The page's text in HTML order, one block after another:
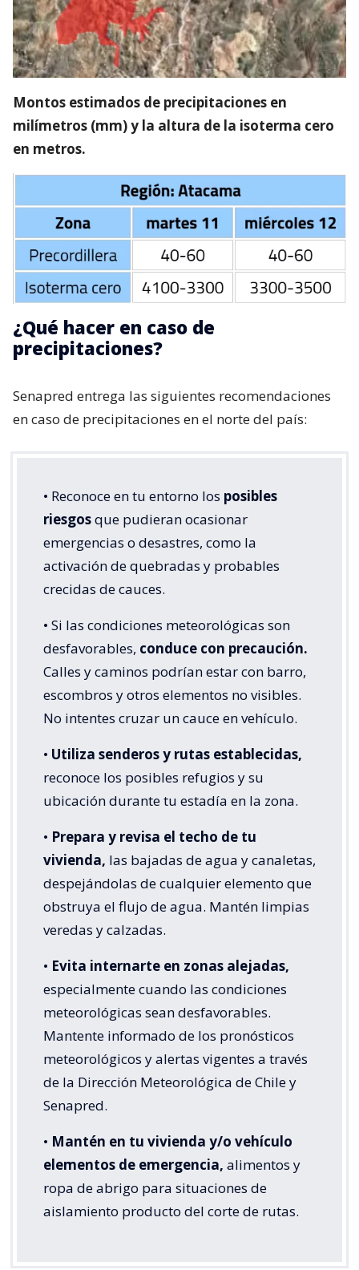
Montos estimados de precipitaciones en
milímetros (mm) y la altura de la isoterma cero
en metros.
¿Qué hacer en caso de
precipitaciones?
Senapred entrega las siguientes recomendaciones
en caso de precipitaciones en el norte del país:
• Reconoce en tu entorno los posibles
riesgosque pudieran ocasionar
emergencias o desastres, como la
activación de quebradas y probables
crecidas de cauces.
• Si las condiciones meteorológicas son
desfavorables, conduce con precaución.
Calles y caminos podrían estar con barro,
escombros y otros elementos no visibles.
No intentes cruzar un cauce en vehículo.
• Utiliza senderos y rutas establecidas,
reconoce los posibles refugios y su
ubicación durante tu estadía en la zona.
• Prepara y revisa el techo de tu
vivienda, las bajadas de agua y canaletas,
despejándolas de cualquier elemento que
obstruya el flujo de agua. Mantén limpias
veredas y calzadas.
• Evita internarte en zonas alejadas,
especialmente cuando las condiciones
meteorológicas sean desfavorables.
Mantente informado de los pronósticos
meteorológicos y alertas vigentes a través
de la Dirección Meteorológica de Chile y
Senapred.
• Mantén en tu vivienda y/o vehículo
elementos de emergencia, alimentos y
ropa de abrigo para situaciones de
aislamiento producto del corte de rutas.